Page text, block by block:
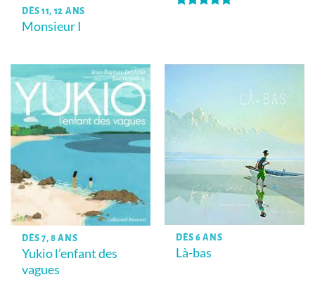
DÈS 11, 12 ANS
Monsieur I
DÈS 7, 8 ANS
Yukio l’enfant des
vagues
DÈS 6 ANS
Là-bas